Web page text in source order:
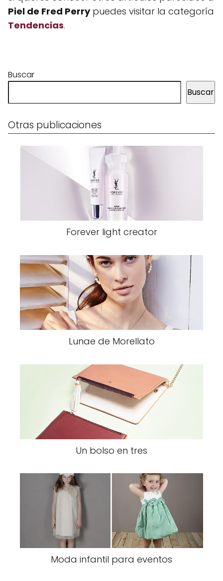
Piel de Fred Perrypuedes visitar la categoría
Tendencias.
Buscar
Buscar
Otras publicaciones
Forever light creator
Lunae de Morellato
Un bolso en tres
Moda infantil para eventos